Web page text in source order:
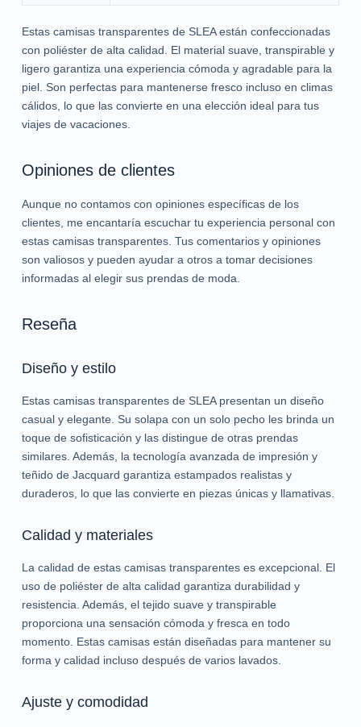
Estas camisas transparentes de SLEA están confeccionadas
con poliéster de alta calidad. El material suave, transpirable y
ligero garantiza una experiencia cómoda y agradable para la
piel. Son perfectas para mantenerse fresco incluso en climas
cálidos, lo que las convierte en una elección ideal para tus
viajes de vacaciones.
Opiniones de clientes
Aunque no contamos con opiniones específicas de los
clientes, me encantaría escuchar tu experiencia personal con
estas camisas transparentes. Tus comentarios y opiniones
son valiosos y pueden ayudar a otros a tomar decisiones
informadas al elegir sus prendas de moda.
Reseña
Diseño y estilo
Estas camisas transparentes de SLEA presentan un diseño
casual y elegante. Su solapa con un solo pecho les brinda un
toque de sofisticación y las distingue de otras prendas
similares. Además, la tecnología avanzada de impresión y
teñido de Jacquard garantiza estampados realistas y
duraderos, lo que las convierte en piezas únicas y llamativas.
Calidad y materiales
La calidad de estas camisas transparentes es excepcional. El
uso de poliéster de alta calidad garantiza durabilidad y
resistencia. Además, el tejido suave y transpirable
proporciona una sensación cómoda y fresca en todo
momento. Estas camisas están diseñadas para mantener su
forma y calidad incluso después de varios lavados.
Ajuste y comodidad